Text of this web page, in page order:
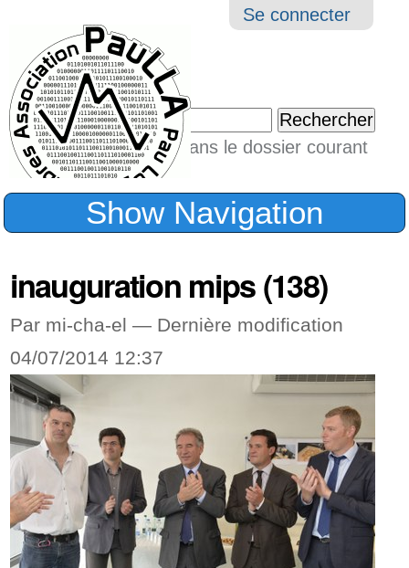
Outils
Se connecter
Chercher par
Seulement dans le dossier courant
Recherche
Show Navigation
inauguration mips (138)
Par mi-cha-el — Dernière modification
04/07/2014 12:37